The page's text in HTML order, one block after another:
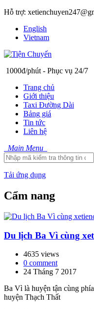
Hỗ trợ:
English
Vietnam
1000đ/phút - Phục vụ 24/7
Trang chủ
Giới thiệu
Taxi Đường Dài
Bảng giá
Tin tức
Liên hệ
Main Menu
Tải ứng dụng
Cẩm nang
Du lịch Ba Vì cùng
4635 views
0 comment
24 Tháng 7 2017
Ba Vì là huyện tận cùng
huyện Thạch Thất